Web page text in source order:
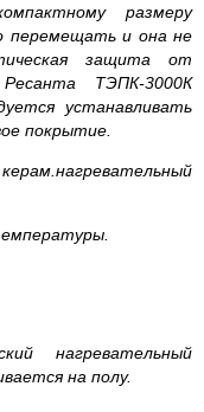
размеру
перемещать и она не
защита от
ТЭПК-3000К
устанавливать
покрытие.
нагревательный
на полу.